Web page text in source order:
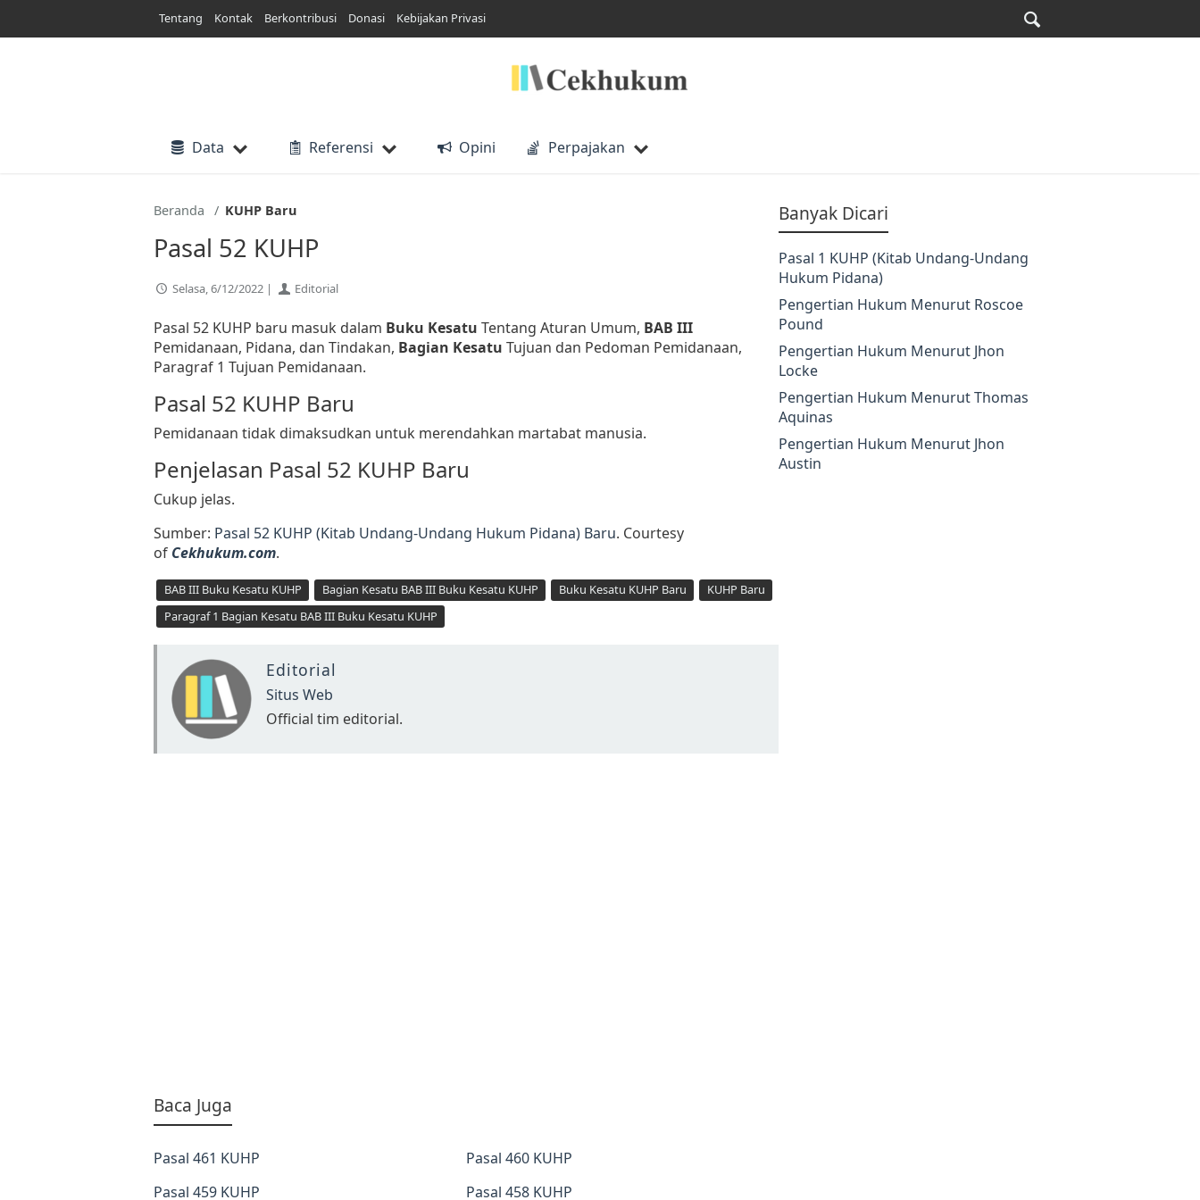
Tentang Kontak Berkontribusi Donasi Kebijakan Privasi
Data Referensi Opini Perpajakan
Beranda KUHP Baru
Pasal 52 KUHP
Selasa, 6/12/2022 | Editorial
Pasal 52 KUHP baru masuk dalam Buku Kesatu Tentang Aturan Umum, BAB III
Pemidanaan, Pidana, dan Tindakan, Bagian Kesatu Tujuan dan Pedoman Pemidanaan,
Paragraf 1 Tujuan Pemidanaan.
Pasal 52 KUHP Baru
Pemidanaan tidak dimaksudkan untuk merendahkan martabat manusia.
Penjelasan Pasal 52 KUHP Baru
Cukup jelas.
Sumber: Pasal 52 KUHP (Kitab Undang-Undang Hukum Pidana) Baru. Courtesy
of Cekhukum.com.
BAB III Buku Kesatu KUHP Bagian Kesatu BAB III Buku Kesatu KUHP Buku Kesatu KUHP Baru
KUHP Baru
Paragraf 1 Bagian Kesatu BAB III Buku Kesatu KUHP
Editorial
Situs Web
Official tim editorial.
Baca Juga
Pasal 461 KUHP
Pasal 460 KUHP
Pasal 459 KUHP
Pasal 458 KUHP
Banyak Dicari
Pasal 1 KUHP (Kitab Undang-Undang
Hukum Pidana)
Pengertian Hukum Menurut Roscoe
Pound
Pengertian Hukum Menurut Jhon
Locke
Pengertian Hukum Menurut Thomas
Aquinas
Pengertian Hukum Menurut Jhon
Austin